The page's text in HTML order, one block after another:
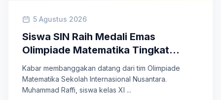
5 Agustus 2026
Siswa SIN Raih Medali Emas
Olimpiade Matematika Tingkat
Nasional 2026
Kabar membanggakan datang dari tim Olimpiade
Matematika Sekolah Internasional Nusantara.
Muhammad Raffi, siswa kelas XI ...